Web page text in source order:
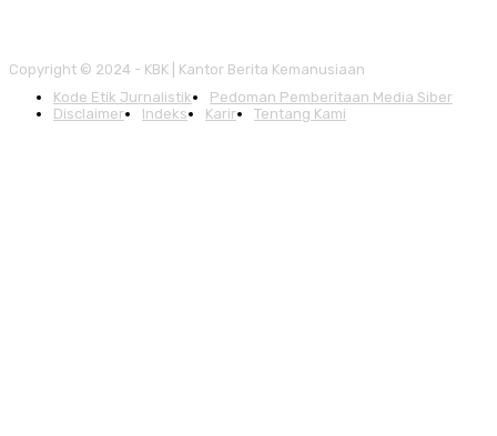
Copyright © 2024 - KBK | Kantor Berita Kemanusiaan
Kode Etik Jurnalistik
Pedoman Pemberitaan Media Siber
Disclaimer
Indeks Karir Tentang Kami